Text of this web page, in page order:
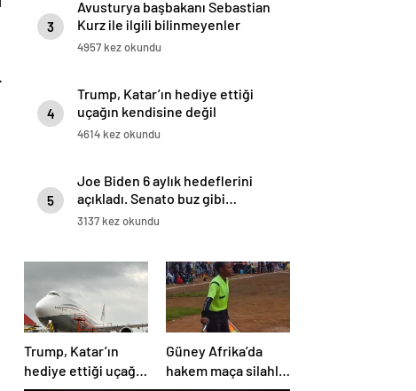
3
Kurz ile ilgili bilinmeyenler
4957 kez okundu
4
uçağın kendisine değil
Pentagon’a verileceğini açıkladı
4614 kez okundu
5
açıkladı. Senato buz gibi…
3137 kez okundu
Trump, Katar’ın
hediye ettiği uçağın
kendisine değil
Güney Afrika’da
hakem maça silahla
çıktı!